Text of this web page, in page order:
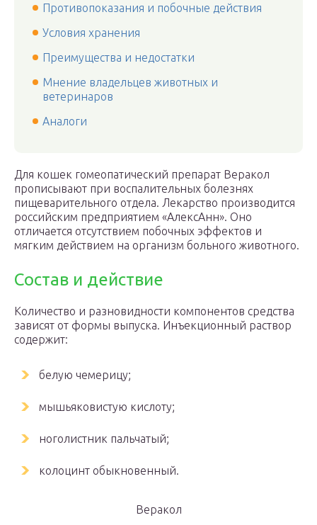
Противопоказания и побочные действия
Условия хранения
Преимущества и недостатки
Мнение владельцев животных и
ветеринаров
Аналоги
Для кошек гомеопатический препарат Веракол
прописывают при воспалительных болезнях
пищеварительного отдела. Лекарство производится
российским предприятием «АлексАнн». Оно
отличается отсутствием побочных эффектов и
мягким действием на организм больного животного.
Состав и действие
Количество и разновидности компонентов средства
зависят от формы выпуска. Инъекционный раствор
содержит:
белую чемерицу;
мышьяковистую кислоту;
ноголистник пальчатый;
колоцинт обыкновенный.
Веракол